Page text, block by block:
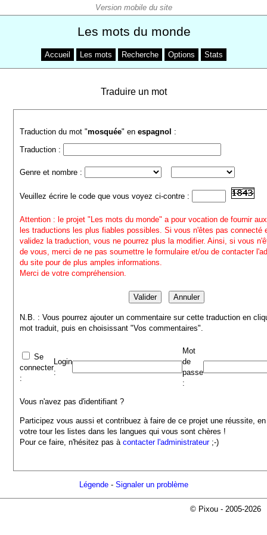
Les mots du monde
Accueil Les mots Recherche Options Stats
Traduire un mot
Traduction du mot "mosquée" enespagnol :
Traduction :
Genre et nombre :
Veuillez écrire le code que vous voyez ci-contre :
Attention : le projet "Les mots du monde" a pour vocation de fournir
les traductions les plus fiables possibles. Si vous n'êtes pas connecté
validez la traduction, vous ne pourrez plus la modifier. Ainsi, si vous
de vous, merci de ne pas soumettre le formulaire et/ou de contacter
du site pour de plus amples informations.
Merci de votre compréhension.
N.B. : Vous pourrez ajouter un commentaire sur cette traduction en
mot traduit, puis en choisissant "Vos commentaires".
Se
connecter
:
Login
:
Mot
de
passe
:
Vous n'avez pas d'identifiant ?
Participez vous aussi et contribuez à faire de ce projet une réussite,
votre tour les listes dans les langues qui vous sont chères !
Pour ce faire, n'hésitez pas àcontacter l'administrateur;-)
Légende- Signaler un problème
© Pixou - 2005-2026